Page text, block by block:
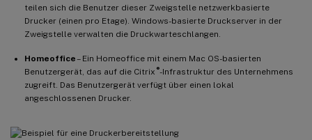
teilen sich die Benutzer dieser Zweigstelle netzwerkbasierte
Drucker (einen pro Etage). Windows-basierte Druckserver in der
Zweigstelle verwalten die Druckwarteschlangen.
Homeoffice– Ein Homeoffice mit einem Mac OS-basierten
Benutzergerät, das auf die Citrix ®-Infrastruktur des Unternehmens
zugreift. Das Benutzergerät verfügt über einen lokal
angeschlossenen Drucker.